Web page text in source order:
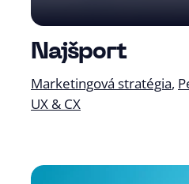
Správna stopa
sme ju našli – a
tržieb o 9,38 % a
Najšport
Marketingová stratégia
UX & CX